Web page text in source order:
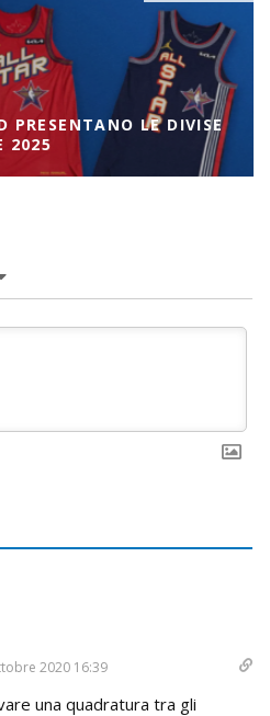
PRESENTANO LE DIVISE
2025
2020 16:39
una quadratura tra gli